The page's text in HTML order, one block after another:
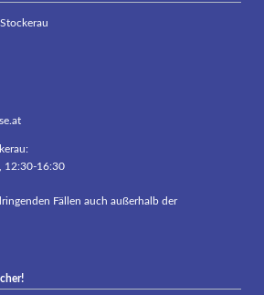
12:30-16:30
Fällen auch außerhalb der